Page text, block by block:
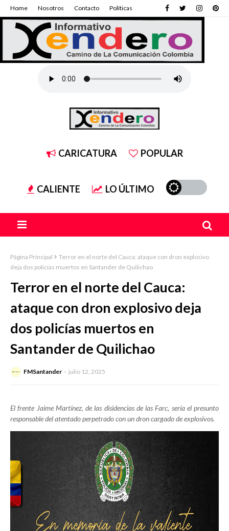
Home Nosotros Contacto Políticas
CARICATURA POPULAR
CALIENTE LO ÚLTIMO
Página Principal
Terror en el norte del Cauca: ataque con dron explosivo
deja dos policías muertos en Santander de Quilichao
Terror en el norte del Cauca:
ataque con dron explosivo deja
dos policías muertos en
Santander de Quilichao
FMSantander julio 12, 2025
El frente Jaime Martínez, de las disidencias de las Farc, sería el presunto
responsable del atentado perpetrado con un dron cargado de explosivos.